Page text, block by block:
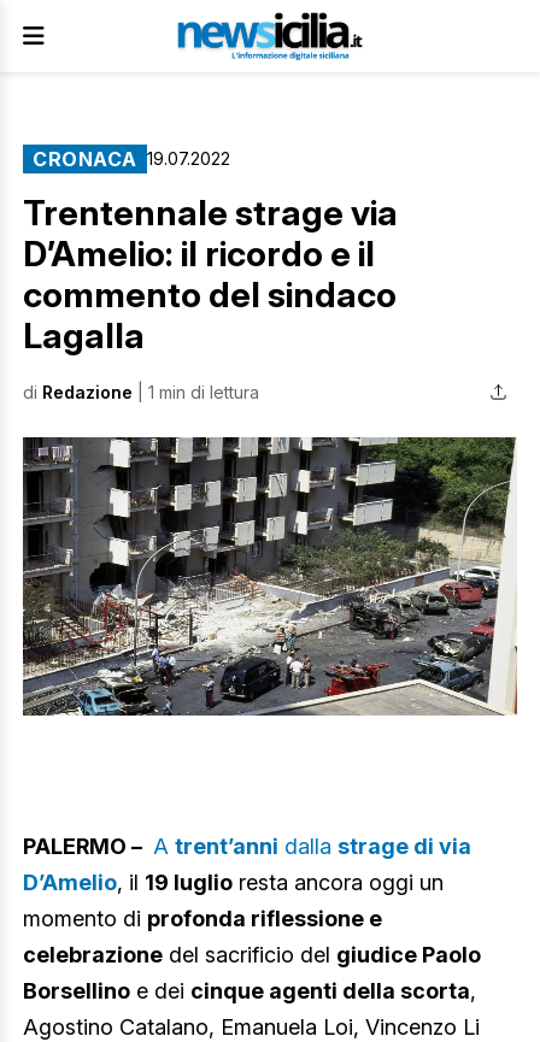
CRONACA 19.07.2022
Trentennale strage via
D’Amelio: il ricordo e il
commento del sindaco
Lagalla
di Redazione | 1 min di lettura
PALERMO – A trent’anni dalla strage di via
D’Amelio, il 19 luglio resta ancora oggi un
momento di profonda riflessione e
celebrazione del sacrificio del giudice Paolo
Borsellino e dei cinque agenti della scorta,
Agostino Catalano, Emanuela Loi, Vincenzo Li